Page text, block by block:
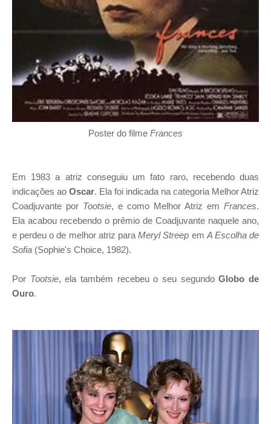
Poster do filme Frances
Em 1983 a atriz conseguiu um fato raro, recebendo duas
indicações ao Oscar. Ela foi indicada na categoria Melhor Atriz
Coadjuvante por Tootsie, e como Melhor Atriz em Frances.
Ela acabou recebendo o prêmio de Coadjuvante naquele ano,
e perdeu o de melhor atriz paraMeryl Streep em A Escolha de
Sofia (Sophie's Choice, 1982).
Por Tootsie, ela também recebeu o seu segundoGlobo de
Ouro.